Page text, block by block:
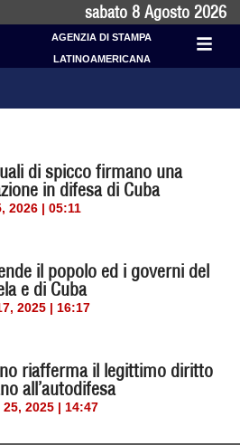
sabato 8 Agosto 2026
AGENZIA DI STAMPA
LATINOAMERICANA
di spicco firmano una
in difesa di Cuba
2026 | 05:11
il popolo ed i governi del
e di Cuba
2025 | 16:17
riafferma il legittimo diritto
all’autodifesa
2025 | 14:47